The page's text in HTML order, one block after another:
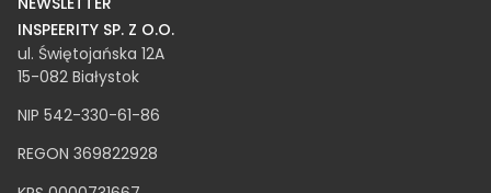
NEWSLETTER